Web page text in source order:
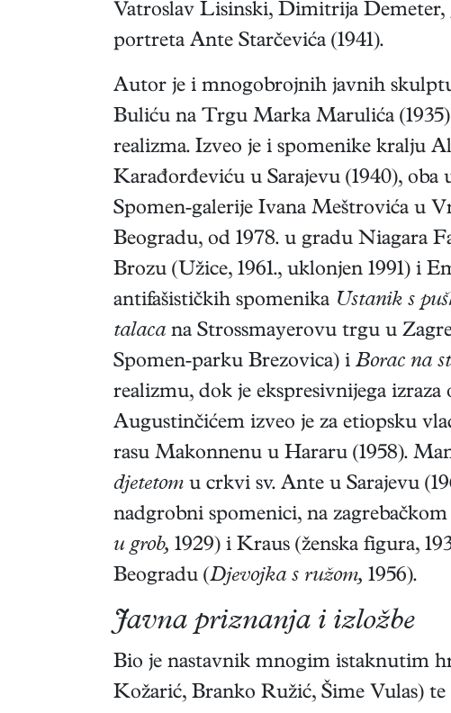
Vatroslav Lisinski, Dimitrija Demeter,
portreta Ante Starčevića (1941).
Autor je i mnogobrojnih javnih
Buliću na Trgu Marka Marulića
realizma. Izveo je i spomenike kralju
Karađorđeviću u Sarajevu (1940),
Spomen-galerije Ivana Meštrovića u
Beogradu, od 1978. u gradu Niagara
Brozu (Užice, 1961., uklonjen 1991) i
antifašističkih spomenika Ustanik s
talaca na Strossmayerovu trgu u
Spomen-parku Brezovica) i Borac na
realizmu, dok je ekspresivnijega
Augustinčićem izveo je za etiopsku
rasu Makonnenu u Hararu (1958).
djetetom u crkvi sv. Ante u Sarajevu
nadgrobni spomenici, na
u grob, 1929) i Kraus (ženska figura,
Beogradu (Djevojka s ružom, 1956).
Javna priznanja i izložbe
Bio je nastavnik mnogim istaknutim
Kožarić, Branko Ružić, Šime Vulas)